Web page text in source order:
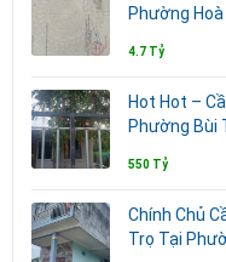
Phường
4.7 Tỷ
Hot Hot –
Phường Bùi
550 Tỷ
Chính Chủ
Trọ Tại